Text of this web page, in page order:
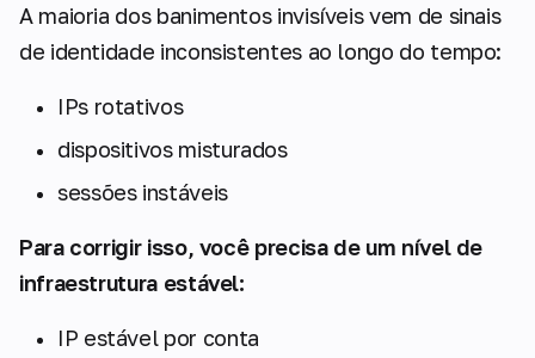
A maioria dos banimentos invisíveis vem de sinais
de identidade inconsistentes ao longo do tempo:
IPs rotativos
dispositivos misturados
sessões instáveis
Para corrigir isso, você precisa de um nível de
infraestrutura estável:
IP estável por conta